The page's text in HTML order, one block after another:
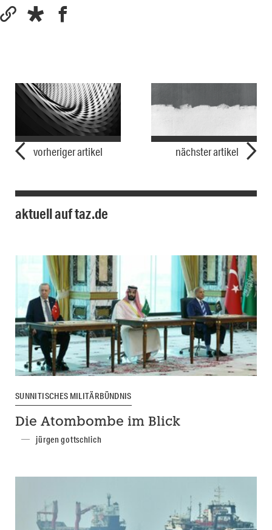
vorheriger artikel nächster artikel
aktuell auf taz.de
SUNNITISCHES MILITÄRBÜNDNIS
Die Atombombe im Blick
jürgen gottschlich